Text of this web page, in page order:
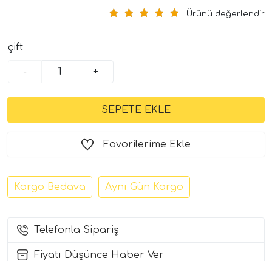
Modelleri
Setleri)
Ürünü değerlendir
çift
- +
Favorilerime Ekle
Kargo Bedava Aynı Gün Kargo
Telefonla Sipariş
Fiyatı Düşünce Haber Ver